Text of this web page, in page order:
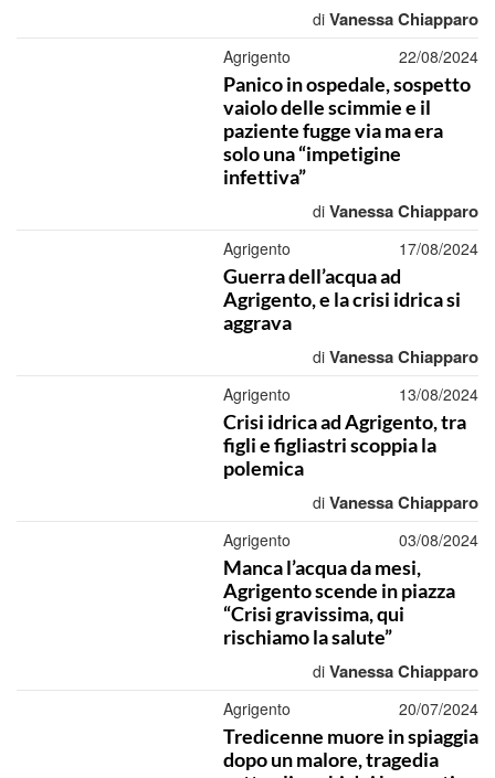
di Vanessa Chiapparo
Agrigento 22/08/2024
Panico in ospedale, sospetto
vaiolo delle scimmie e il
paziente fugge via ma era
solo una “impetigine
infettiva”
di Vanessa Chiapparo
Agrigento 17/08/2024
Guerra dell’acqua ad
Agrigento, e la crisi idrica si
aggrava
di Vanessa Chiapparo
Agrigento 13/08/2024
Crisi idrica ad Agrigento, tra
figli e figliastri scoppia la
polemica
di Vanessa Chiapparo
Agrigento 03/08/2024
Manca l’acqua da mesi,
Agrigento scende in piazza
“Crisi gravissima, qui
rischiamo la salute”
di Vanessa Chiapparo
Agrigento 20/07/2024
Tredicenne muore in spiaggia
dopo un malore, tragedia